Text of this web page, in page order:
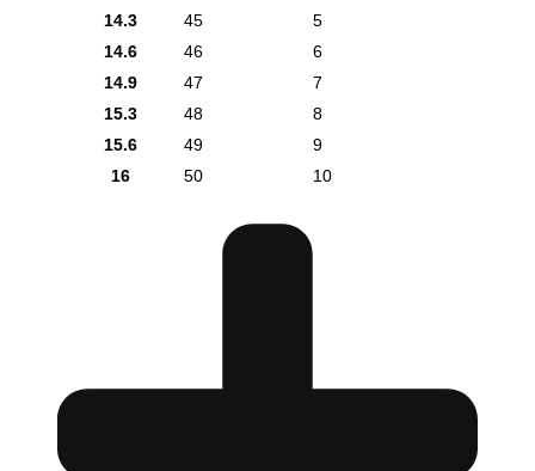
14.3
45
5
14.6
46
6
14.9
47
7
15.3
48
8
15.6
49
9
16
50 10